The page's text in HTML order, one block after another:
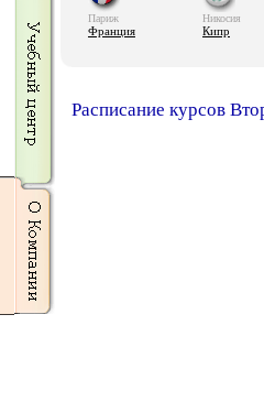
Париж
Франция
Никосия
Кипр
Расписание курсов